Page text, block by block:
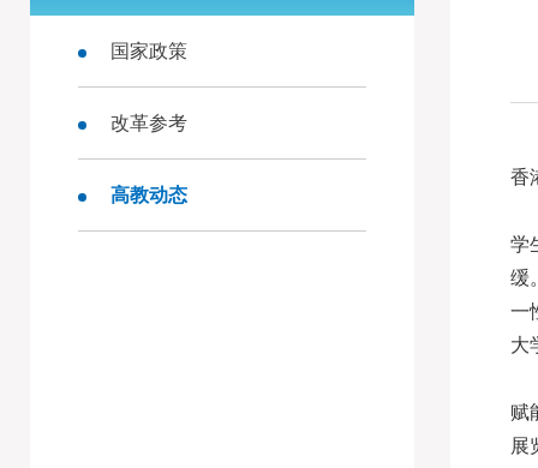
国家政策
改革参考
高教动态
香
学
缓
一
大
赋
展